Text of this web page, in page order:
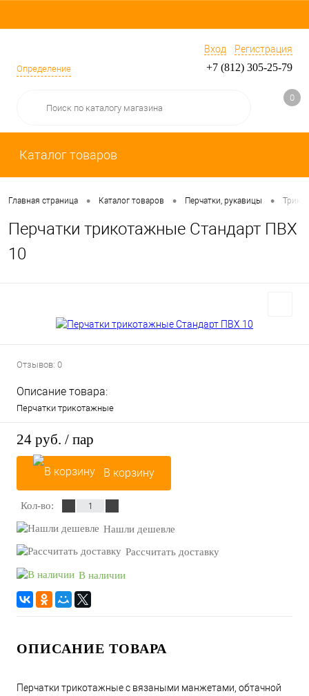
Определение
Вход Регистрация
+7 (812) 305-25-79
0
Каталог товаров
Главная страница • Каталог товаров • Перчатки, рукавицы •
Перчатки трикотажные Стандарт ПВХ
10
Отзывов: 0
Описание товара:
Перчатки трикотажные
24 руб. / пар
В корзину
Кол-во:
Нашли дешевле
Рассчитать доставку
В наличии
ОПИСАНИЕ ТОВАРА
Перчатки трикотажные с вязаными манжетами, обтачной